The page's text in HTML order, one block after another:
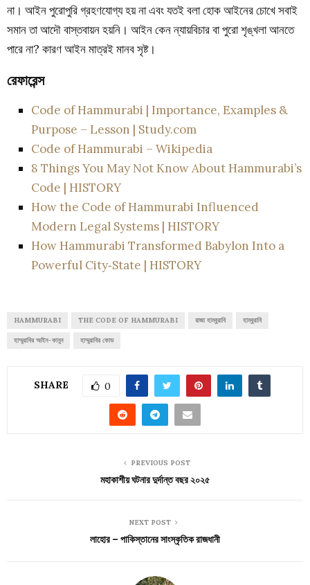
না। আইন পুরোপুরি গ্রহণযোগ্য হয় না এবং যতই বলা হোক আইনের চোখে সবাই
সমান তা আদৌ বাস্তবায়ন হয়নি। আইন কেন ন্যায়বিচার বা পুরো শৃঙ্খলা আনতে
পারে না? কারণ আইন মাত্রই মানব সৃষ্ট।
রেফারেন্স
Code of Hammurabi | Importance, Examples &
Purpose – Lesson | Study.com
Code of Hammurabi – Wikipedia
8 Things You May Not Know About Hammurabi’s
Code | HISTORY
How the Code of Hammurabi Influenced
Modern Legal Systems | HISTORY
How Hammurabi Transformed Babylon Into a
Powerful City‑State | HISTORY
HAMMURABI THE CODE OF HAMMURABI রাজা হাম্বুরাবি হাম্বুরাবি
হাম্মুরাবির আইন-কানুন হাম্মুরাবির কোড
SHARE 0
PREVIOUS POST
মহাকাশীয় ঘটনার দুর্দান্ত বছর ২০২৫
NEXT POST
লাহোর – পাকিস্তানের সাংস্কৃতিক রাজধানী